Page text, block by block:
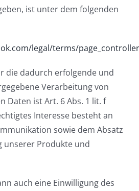
ist unter dem folgenden
legal/terms/
die dadurch erfolgende und
Verarbeitung von
Daten ist Art. 6 Abs. 1 lit. f
Interesse besteht an
sowie dem Absatz
unserer Produkte und
auch eine Einwilligung des